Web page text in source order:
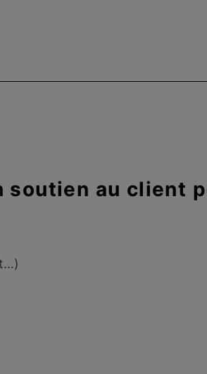
soutien au client